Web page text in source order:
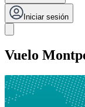
Iniciar sesión
Vuelo